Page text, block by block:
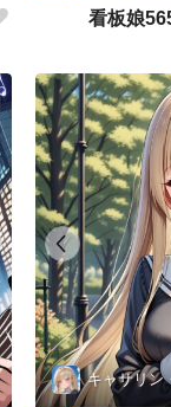
看板娘
キャサリン